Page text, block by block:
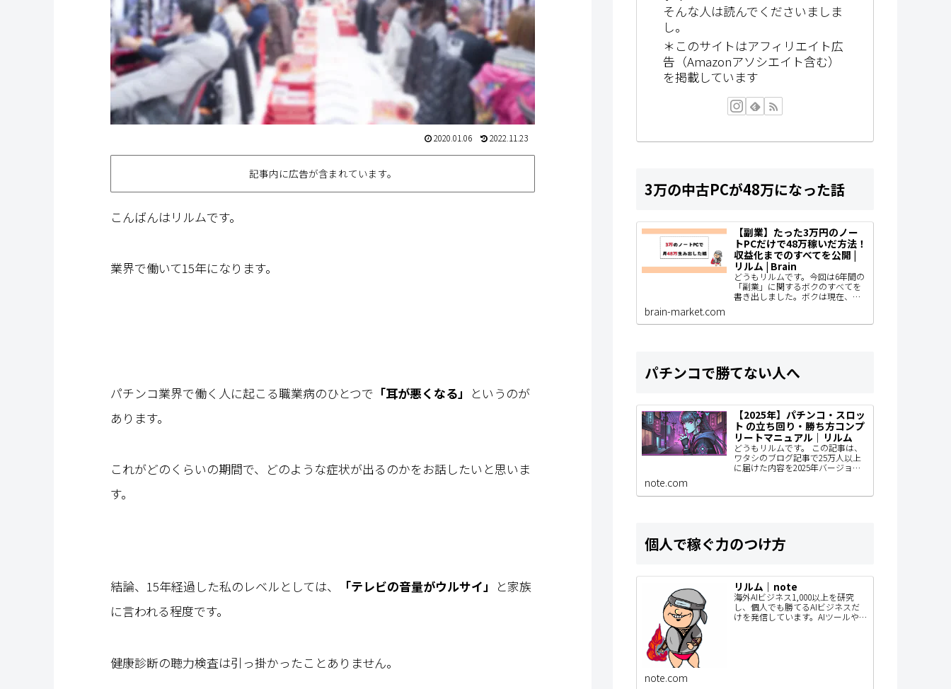
2020.01.06 2022.11.23
記事内に広告が含まれています。
こんばんはリルムです。
業界で働いて15年になります。
パチンコ業界で働く人に起こる職業病のひとつで 「耳が悪くなる」 というのが
あります。
これがどのくらいの期間で、どのような症状が出るのかをお話したいと思いま
す。
結論、15年経過した私のレベルとしては、 「テレビの音量がウルサイ」 と家族
に言われる程度です。
健康診断の聴力検査は引っ掛かったことありません。
そんな人は読んでくださいましま
し。
＊このサイトはアフィリエイト広
告（Amazonアソシエイト含む）
を掲載しています
3万の中古PCが48万になった話
【副業】たった3万円のノー
トPCだけで48万稼いだ方法！
収益化までのすべてを公開 |
リルム | Brain
どうもリルムです。今回は6年間の
「副業」に関するボクのすべてを
書き出しました。ボクは現在、ブ
ンテンツ販売なども着手している
brain-market.com
パチンコで勝てない人へ
【2025年】パチンコ・スロッ
ト の立ち回り・勝ち方コンプ
リートマニュアル｜リルム
どうもリルムです。 この記事は、
ワタシのブログ記事で25万人以上
に届けた内容を2025年バージョン
見てもらいたい。 きっとあなたの
note.com
個人で稼ぐ力のつけ方
リルム｜note
海外AIビジネス1,000以上を研究
し、個人でも勝てるAIビジネスだ
けを発信しています。AIツールや
note.com